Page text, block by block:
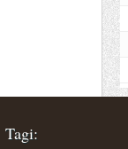
Tagi: